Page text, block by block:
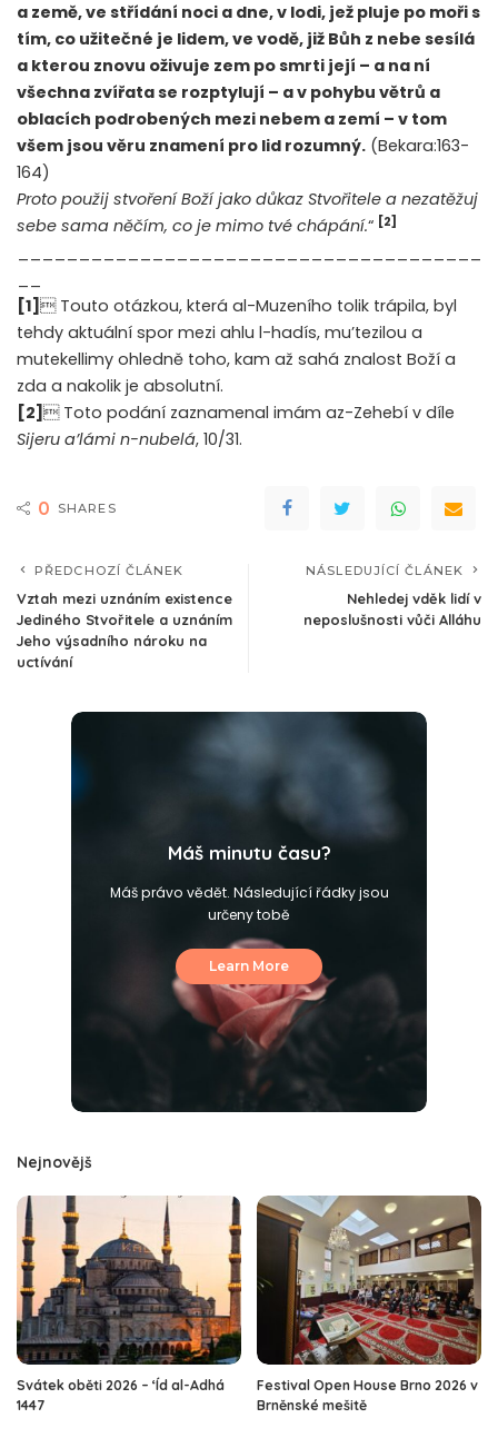
a země, ve střídání noci a dne, v lodi, jež pluje po moři s
tím, co užitečné je lidem, ve vodě, již Bůh z nebe sesílá
a kterou znovu oživuje zem po smrti její – a na ní
všechna zvířata se rozptylují – a v pohybu větrů a
oblacích podrobených mezi nebem a zemí – v tom
všem jsou věru znamení pro lid rozumný. (Bekara:163-
164)
Proto použij stvoření Boží jako důkaz Stvořitele a nezatěžuj
sebe sama něčím, co je mimo tvé chápání.“ [2]
[1]  Touto otázkou, která al-Muzeního tolik trápila, byl
tehdy aktuální spor mezi ahlu l-hadís, mu’tezilou a
mutekellimy ohledně toho, kam až sahá znalost Boží a
zda a nakolik je absolutní.
[2]  Toto podání zaznamenal imám az-Zehebí v díle
Sijeru a’lámi n-nubelá, 10/31.
0 SHARES
PŘEDCHOZÍ ČLÁNEK
Vztah mezi uznáním existence
Jediného Stvořitele a uznáním
Jeho výsadního nároku na
uctívání
NÁSLEDUJÍCÍ ČLÁNEK
Nehledej vděk lidí v
neposlušnosti vůči Alláhu
Máš minutu času?
Máš právo vědět. Následující řádky jsou
určeny tobě
Learn More
Nejnovějš
Svátek oběti 2026 – ‘Íd al-Adhá
1447
Festival Open House Brno 2026 v
Brněnské mešitě